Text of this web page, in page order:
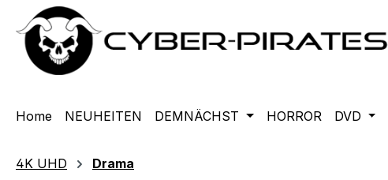
Hauptinhalt springen
Zur Suche springen
Zur Hauptnavigation springen
Home NEUHEITEN DEMNÄCHST HORROR DVD
4K UHD Drama